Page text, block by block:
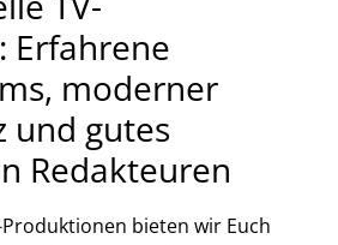
Erfahrene
moderner
und gutes
Redakteuren
bieten wir Euch